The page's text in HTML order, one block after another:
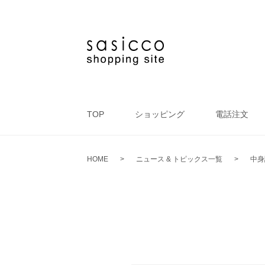
TOP ショッピング 電話注文
HOME > ニュース & トピックス一覧 > 中身